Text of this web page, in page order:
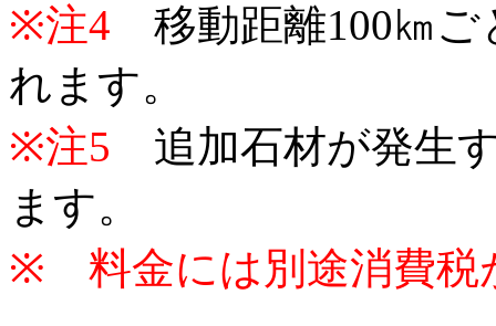
※注4 移動距離100㎞ご
れます。
※注5 追加石材が発生
ます。
※ 料金には別途消費税